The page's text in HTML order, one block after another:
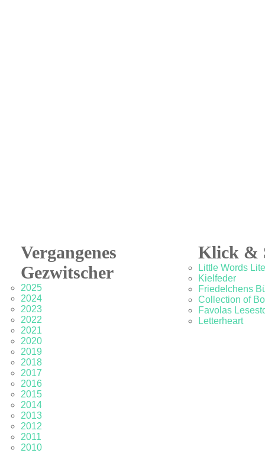
Vergangenes
Gezwitscher
2025
2024
2023
2022
2021
2020
2019
2018
2017
2016
2015
2014
2013
2012
2011
2010
Klick &
Little Words
Kielfeder
Friedelchens
Collection of
Favolas
Letterheart